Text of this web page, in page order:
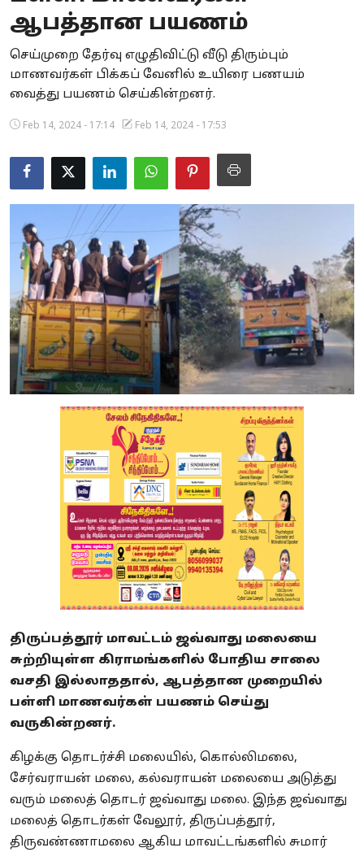
Business
Crime
Tamilnadu
National
World
Astrology
Spirituality
Weather
Politics
ஆபத்தான பயணம்
செய்முறை தேர்வு எழுதிவிட்டு வீடு திரும்பும்
மாணவர்கள் பிக்கப் வேனில் உயிரை பணயம்
வைத்து பயணம் செய்கின்றனர்.
Feb 14, 2024 - 17:14 Feb 14, 2024 - 17:53
திருப்பத்தூர் மாவட்டம் ஜவ்வாது மலையை
சுற்றியுள்ள கிராமங்களில் போதிய சாலை
வசதி இல்லாததால், ஆபத்தான முறையில்
பள்ளி மாணவர்கள் பயணம் செய்து
வருகின்றனர்.
கிழக்கு தொடர்ச்சி மலையில், கொல்லிமலை,
சேர்வராயன் மலை, கல்வராயன் மலையை அடுத்து
வரும் மலைத் தொடர் ஜவ்வாது மலை. இந்த ஜவ்வாது
மலைத் தொடர்கள் வேலூர், திருப்பத்தூர்,
திருவண்ணாமலை ஆகிய மாவட்டங்களில் சுமார்